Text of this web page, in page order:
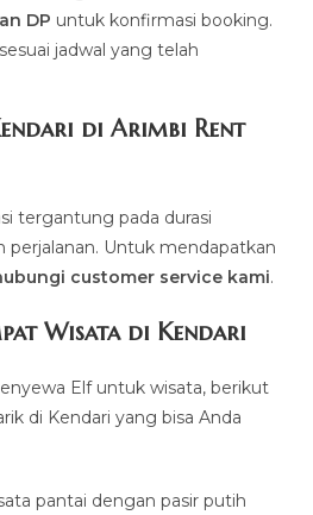
DP untuk konfirmasi booking.
sesuai jadwal yang telah
di Arimbi Rent
tergantung pada durasi
perjalanan. Untuk mendapatkan
customer service kami.
Wisata di Kendari
Elf untuk wisata, berikut
di Kendari yang bisa Anda
pantai dengan pasir putih